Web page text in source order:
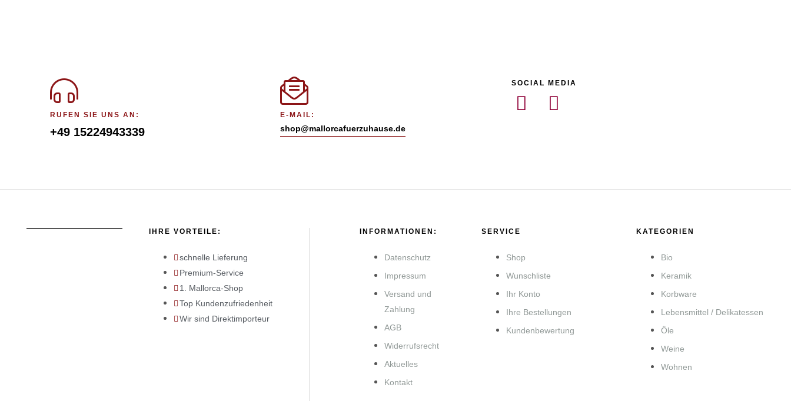
RUFEN SIE UNS AN:
+49 15224943339
E-MAIL:
shop@mallorcafuerzuhause.de
SOCIAL MEDIA
IHRE VORTEILE:
schnelle Lieferung
Premium-Service
1. Mallorca-Shop
Top Kundenzufriedenheit
Wir sind Direktimporteur
INFORMATIONEN:
Datenschutz
Impressum
Versand und
Zahlung
AGB
Widerrufsrecht
Aktuelles
Kontakt
SERVICE
Shop
Wunschliste
Ihr Konto
Ihre Bestellungen
Kundenbewertung
KATEGORIEN
Bio
Keramik
Korbware
Lebensmittel / Delikatessen
Öle
Weine
Wohnen